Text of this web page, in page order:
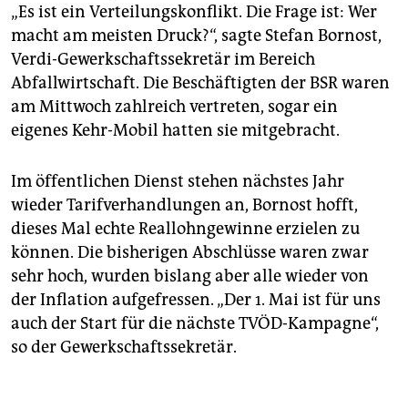
„Es ist ein Verteilungskonflikt. Die Frage ist: Wer
macht am meisten Druck?“, sagte Stefan Bornost,
Verdi-Gewerkschaftssekretär im Bereich
Abfallwirtschaft. Die Beschäftigten der BSR waren
am Mittwoch zahlreich vertreten, sogar ein
eigenes Kehr-Mobil hatten sie mitgebracht.
Im öffentlichen Dienst stehen nächstes Jahr
wieder Tarifverhandlungen an, Bornost hofft,
dieses Mal echte Real­lohn­gewinne erzielen zu
können. Die bisherigen Abschlüsse ­waren zwar
sehr hoch, wurden bislang aber alle wieder von
der ­In­flation aufgefressen. „Der 1. Mai ist für uns
auch der Start für die nächste TVÖD-­Kampagne“,
so der Gewerkschaftssekretär.